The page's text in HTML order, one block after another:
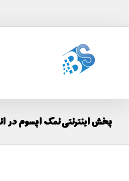
پخش اینترنتی نمک اپسوم در